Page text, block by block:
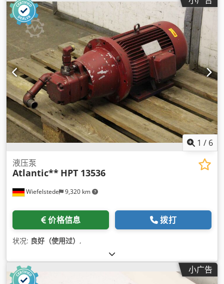
1 / 6
Wiefelstede 9,320 km
液压泵
Atlantic** HPT 13536
价格信息 拨打
状况: 良好（使用过） ,
小广告